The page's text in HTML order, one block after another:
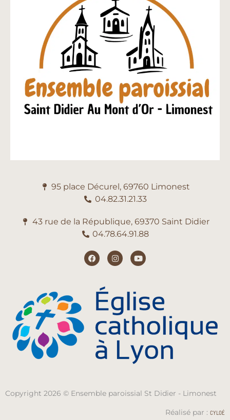
95 place Décurel, 69760 Limonest
04.82.31.21.33
43 rue de la République, 69370 Saint Didier
04.78.64.91.88
Copyright 2026 © Ensemble paroissial St Didier - Limonest
Réalisé par : CYLOÉ